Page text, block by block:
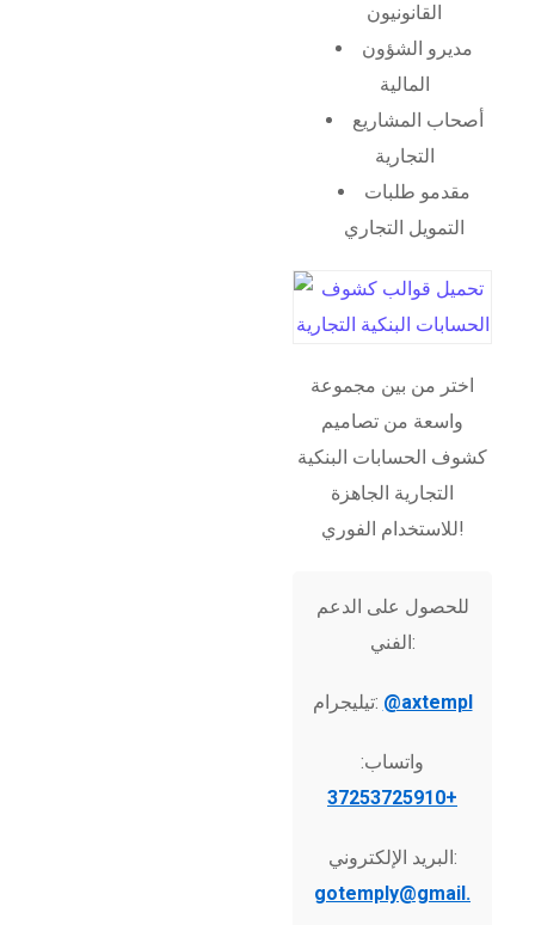
القانونيون
مديرو الشؤون
المالية
أصحاب المشاريع
التجارية
مقدمو طلبات
التمويل التجاري
اختر من بين مجموعة
واسعة من تصاميم
كشوف الحسابات البنكية
التجارية الجاهزة
للاستخدام الفوري!
للحصول على الدعم
الفني:
تيليجرام: @axtempl
واتساب:
+37253725910
البريد الإلكتروني:
gotemply@gmail.